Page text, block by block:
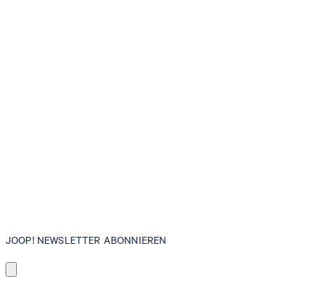
JOOP! NEWSLETTER ABONNIEREN